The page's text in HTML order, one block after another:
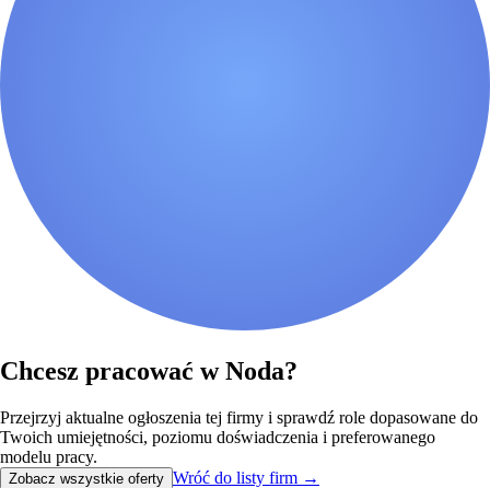
Chcesz pracować w Noda?
Przejrzyj aktualne ogłoszenia tej firmy i sprawdź role dopasowane do
Twoich umiejętności, poziomu doświadczenia i preferowanego
modelu pracy.
Zobacz wszystkie oferty Wróć do listy firm →